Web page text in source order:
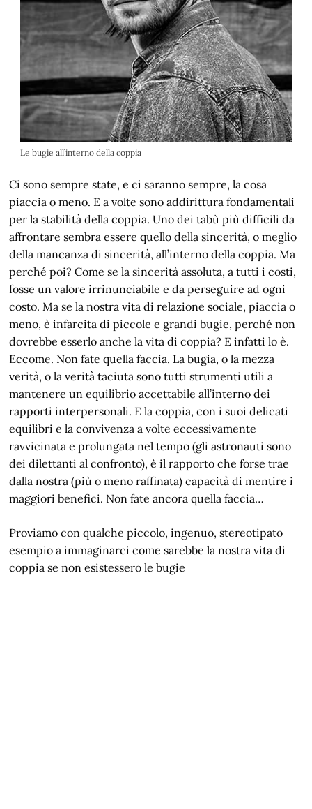
Le bugie all’interno della coppia
Ci sono sempre state, e ci saranno sempre, la cosa
piaccia o meno. E a volte sono addirittura fondamentali
per la stabilità della coppia. Uno dei tabù più difficili da
affrontare sembra essere quello della sincerità, o meglio
della mancanza di sincerità, all’interno della coppia. Ma
perché poi? Come se la sincerità assoluta, a tutti i costi,
fosse un valore irrinunciabile e da perseguire ad ogni
costo. Ma se la nostra vita di relazione sociale, piaccia o
meno, è infarcita di piccole e grandi bugie, perché non
dovrebbe esserlo anche la vita di coppia? E infatti lo è.
Eccome. Non fate quella faccia. La bugia, o la mezza
verità, o la verità taciuta sono tutti strumenti utili a
mantenere un equilibrio accettabile all’interno dei
rapporti interpersonali. E la coppia, con i suoi delicati
equilibri e la convivenza a volte eccessivamente
ravvicinata e prolungata nel tempo (gli astronauti sono
dei dilettanti al confronto), è il rapporto che forse trae
dalla nostra (più o meno raffinata) capacità di mentire i
maggiori benefici. Non fate ancora quella faccia…
Proviamo con qualche piccolo, ingenuo, stereotipato
esempio a immaginarci come sarebbe la nostra vita di
coppia se non esistessero le bugie